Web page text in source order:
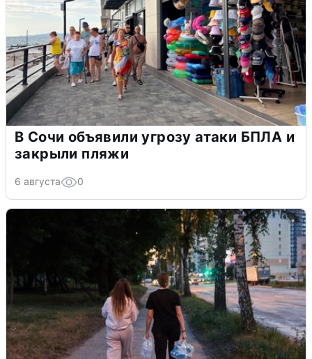
В Сочи объявили угрозу атаки БПЛА и
закрыли пляжи
6 августа 0